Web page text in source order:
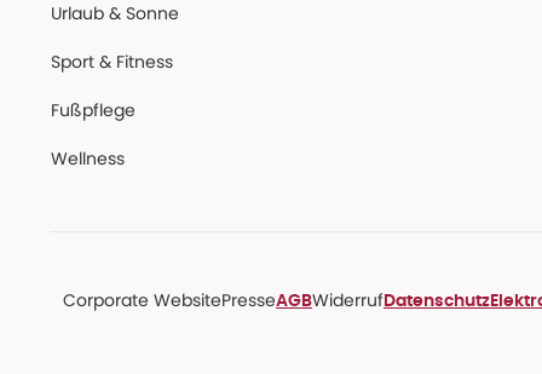
Urlaub & Sonne
Sport & Fitness
Fußpflege
Wellness
Corporate WebsitePresseAGBWiderruf Datenschutz